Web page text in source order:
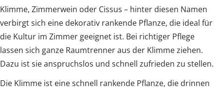
Klimme, Zimmerwein oder Cissus – hinter diesen Namen
verbirgt sich eine dekorativ rankende Pflanze, die ideal für
die Kultur im Zimmer geeignet ist. Bei richtiger Pflege
lassen sich ganze Raumtrenner aus der Klimme ziehen.
Dazu ist sie anspruchslos und schnell zufrieden zu stellen.
Die Klimme ist eine schnell rankende Pflanze, die drinnen